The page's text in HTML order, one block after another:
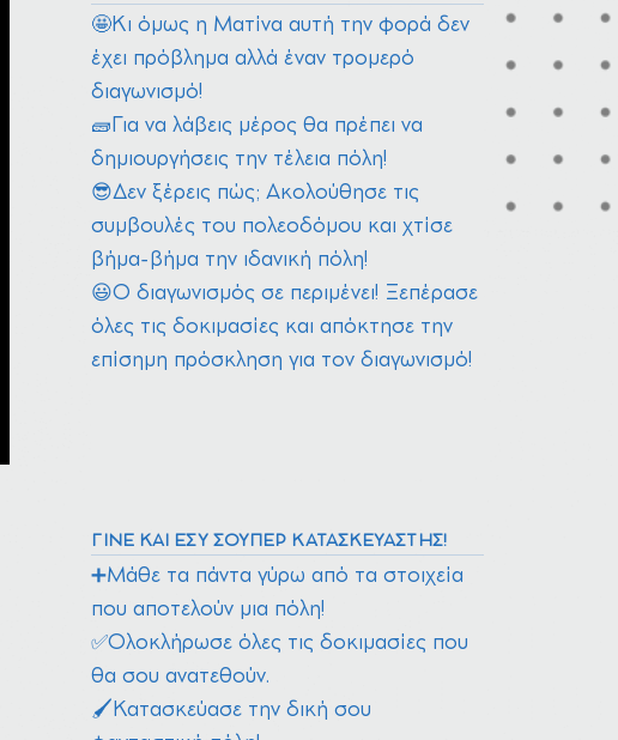
🤩Κι όμως η Ματίνα αυτή την φορά δεν
έχει πρόβλημα αλλά έναν τρομερό
διαγωνισμό!
🧱Για να λάβεις μέρος θα πρέπει να
δημιουργήσεις την τέλεια πόλη!
😎Δεν ξέρεις πώς; Ακολούθησε τις
συμβουλές του πολεοδόμου και χτίσε
βήμα-βήμα την ιδανική πόλη!
😃Ο διαγωνισμός σε περιμένει! Ξεπέρασε
όλες τις δοκιμασίες και απόκτησε την
επίσημη πρόσκληση για τον διαγωνισμό!
ΓΊΝΕ ΚΑΙ ΕΣΎ ΣΟΎΠΕΡ ΚΑΤΑΣΚΕΥΑΣΤΉΣ!
➕Μάθε τα πάντα γύρω από τα στοιχεία
που αποτελούν μια πόλη!
✅Ολοκλήρωσε όλες τις δοκιμασίες που
θα σου ανατεθούν.
🖌️Κατασκεύασε την δική σου